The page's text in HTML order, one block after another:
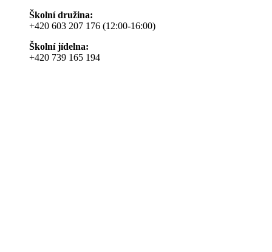
Školní družina:
+420 603 207 176 (12:00-16:00)
Školní jídelna:
+420 739 165 194